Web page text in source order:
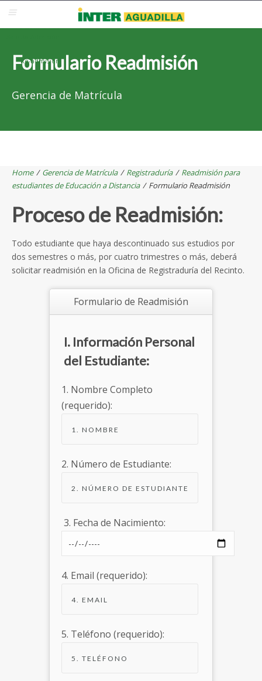
Correo Electrónico
Re-admisión
Formulario Readmisión
Gerencia de Matrícula
Home / Gerencia de Matrícula / Registraduría / Readmisión para
estudiantes de Educación a Distancia / Formulario Readmisión
Proceso de Readmisión:
Todo estudiante que haya descontinuado sus estudios por
dos semestres o más, por cuatro trimestres o más, deberá
solicitar readmisión en la Oficina de Registraduría del Recinto.
Formulario de Readmisión
I. Información Personal
del Estudiante:
1. Nombre Completo
(requerido):
2. Número de Estudiante:
3. Fecha de Nacimiento:
4. Email (requerido):
5. Teléfono (requerido):